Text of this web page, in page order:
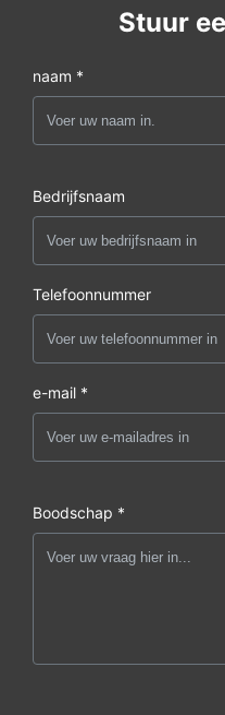
Stuur
naam *
Bedrijfsnaam
Telefoonnummer
e-mail *
Boodschap *